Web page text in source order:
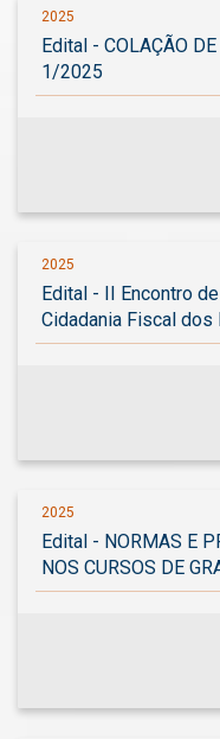
2025
Edital - COLAÇÃO
1/2025
2025
Edital - II Encontro
Cidadania Fiscal dos
2025
Edital - NORMAS E
NOS CURSOS DE